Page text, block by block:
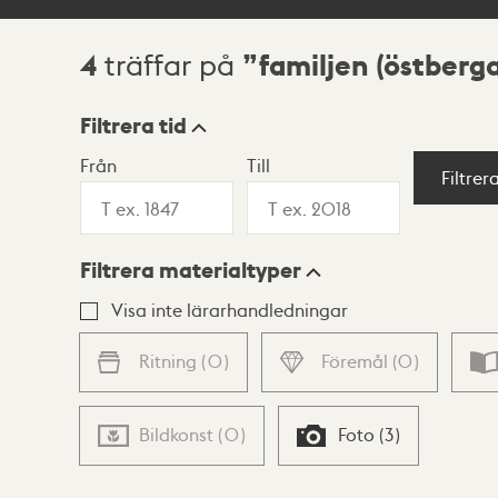
Sökresultat
4 träffar på familjen
Visningsläge
Lista Karta
Filtrera tid
Från Till
Filtrera materialtyper
Visa inte lärarhandledningar
Ritning (0) Föremål (0)
Bildkonst (0) Foto (3)